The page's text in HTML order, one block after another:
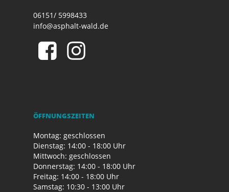
06151/ 5998433
info@asphalt-wald.de
ÖFFNUNGSZEITEN
Montag: geschlossen
Dienstag: 14:00 - 18:00 Uhr
Mittwoch: geschlossen
Donnerstag: 14:00 - 18:00 Uhr
Freitag: 14:00 - 18:00 Uhr
Samstag: 10:30 - 13:00 Uhr